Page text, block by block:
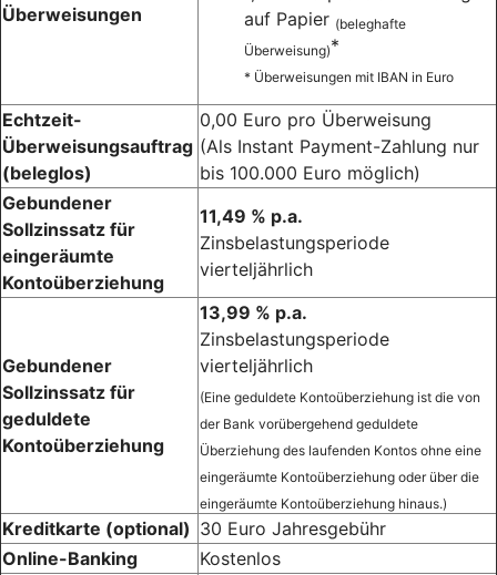
Überweisungen
auf Papier (beleghafte
Überweisung)*
* Überweisungen mit IBAN in Euro
Echtzeit-
Überweisungsauftrag
(beleglos)
0,00 Euro pro Überweisung
(Als Instant Payment-Zahlung nur
bis 100.000 Euro möglich)
Gebundener
Sollzinssatz für
eingeräumte
Kontoüberziehung
11,49 % p.a.
Zinsbelastungsperiode
vierteljährlich
Gebundener
Sollzinssatz für
geduldete
Kontoüberziehung
13,99 % p.a.
Zinsbelastungsperiode
vierteljährlich
(Eine geduldete Kontoüberziehung ist die von
der Bank vorübergehend geduldete
Überziehung des laufenden Kontos ohne eine
eingeräumte Kontoüberziehung oder über die
eingeräumte Kontoüberziehung hinaus.)
Kreditkarte (optional) 30 Euro Jahresgebühr
Online-Banking
Kostenlos